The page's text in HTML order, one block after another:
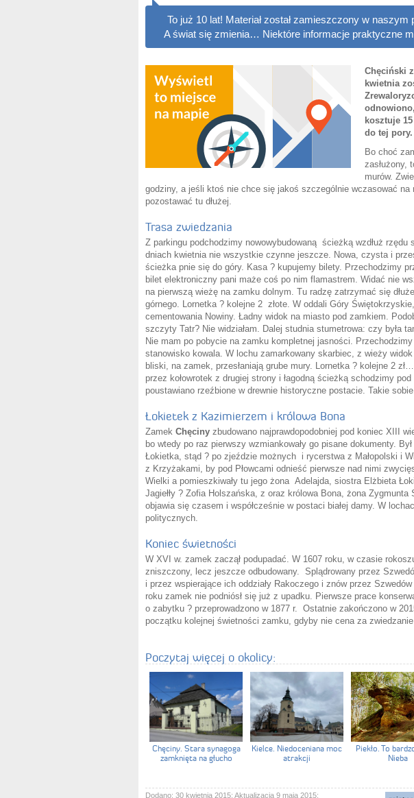
To już 10 lat! Materiał został zamieszczony w naszym
A świat się zmienia… Niektóre informacje praktyczne
Chęciński
kwietnia
kosztuje
do tej pory.
Bo choć
zasłużony,
murów.
godziny, a jeśli ktoś nie chce się jakoś szczególnie wczasować na
pozostawać tu dłużej.
Trasa zwiedzania
Z parkingu podchodzimy nowowybudowaną ścieżką wzdłuż rzędu
dniach kwietnia nie wszystkie czynne jeszcze. Nowa, czysta i
ścieżka pnie się do góry. Kasa ? kupujemy bilety. Przechodzimy
bilet elektroniczny pani maże coś po nim flamastrem. Widać nie
na pierwszą wieżę na zamku dolnym. Tu radzę zatrzymać się
górnego. Lornetka ? kolejne 2 złote. W oddali Góry
cementowania Nowiny. Ładny widok na miasto pod zamkiem.
szczyty Tatr? Nie widziałam. Dalej studnia stumetrowa: czy była
Nie mam po pobycie na zamku kompletnej jasności.
stanowisko kowala. W lochu zamarkowany skarbiec, z wieży
bliski, na zamek, przesłaniają grube mury. Lornetka ? kolejne 2
przez kołowrotek z drugiej strony i łagodną ścieżką schodzimy
poustawiano rzeźbione w drewnie historyczne postacie. Takie
Łokietek z Kazimierzem i królowa Bona
Zamek Chęciny zbudowano najprawdopodobniej pod koniec XIII
bo wtedy po raz pierwszy wzmiankowały go pisane dokumenty.
Łokietka, stąd ? po zjeździe możnych i rycerstwa z Małopolski i
z Krzyżakami, by pod Płowcami odnieść pierwsze nad nimi
Wielki a pomieszkiwały tu jego żona Adelajda, siostra Elżbieta
Jagiełły ? Zofia Holszańska, z oraz królowa Bona, żona Zygmunta
objawia się czasem i współcześnie w postaci białej damy. W
politycznych.
Koniec świetności
W XVI w. zamek zaczął podupadać. W 1607 roku, w czasie
zniszczony, lecz jeszcze odbudowany. Splądrowany przez
i przez wspierające ich oddziały Rakoczego i znów przez
roku zamek nie podniósł się już z upadku. Pierwsze prace
o zabytku ? przeprowadzono w 1877 r. Ostatnie zakończono w
początku kolejnej świetności zamku, gdyby nie cena za
Poczytaj więcej o okolicy:
Chęciny. Stara synagoga
zamknięta na głucho
Kielce. Niedoceniana moc
atrakcji
Piekło. To
Nieba
Dodano: 30 kwietnia 2015; Aktualizacja 9 maja 2015;